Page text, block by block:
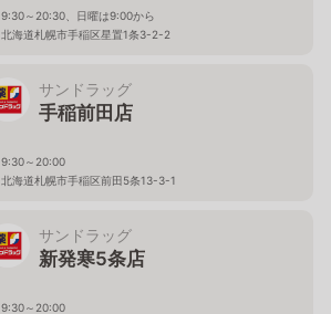
9:30～20:30、日曜は9:00から
北海道札幌市手稲区星置1条3-2-2
サンドラッグ
手稲前田店
9:30～20:00
北海道札幌市手稲区前田5条13-3-1
サンドラッグ
新発寒5条店
9:30～20:00